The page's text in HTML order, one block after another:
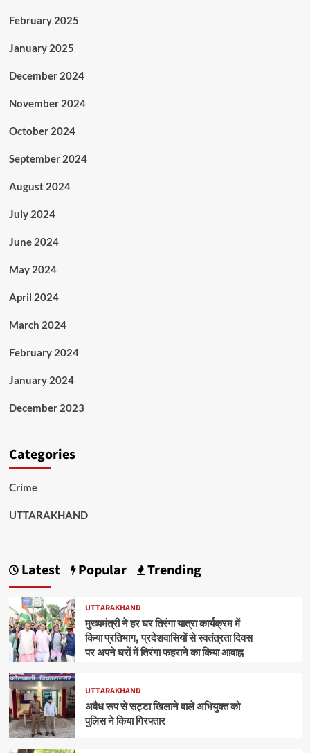
February 2025
January 2025
December 2024
November 2024
October 2024
September 2024
August 2024
July 2024
June 2024
May 2024
April 2024
March 2024
February 2024
January 2024
December 2023
Categories
Crime
UTTARAKHAND
Latest Popular Trending
UTTARAKHAND
मुख्यमंत्री ने हर घर तिरंगा यात्रा कार्यक्रम में
किया प्रतिभाग, प्रदेशवासियों से स्वतंत्रता दिवस
पर अपने घरों में तिरंगा फहराने का किया आवाह्न
UTTARAKHAND
अवैध रूप से सट्टा खिलाने वाले अभियुक्त को
पुलिस ने किया गिरफ्तार